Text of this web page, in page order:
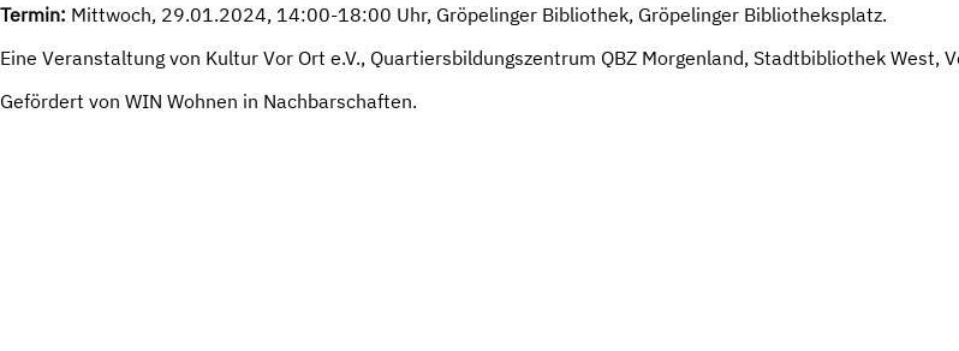
Termin: Mittwoch, 29.01.2024, 14:00-18:00 Uhr, Gröpelinger Bibliothek, Gröpelinger Bibliotheksplatz.
Eine Veranstaltung von Kultur Vor Ort e.V., Quartiersbildungszentrum QBZ Morgenland, Stadtbibliothek West,
Gefördert von WIN Wohnen in Nachbarschaften.